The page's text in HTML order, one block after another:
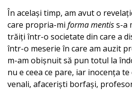
În același timp, am avut o
care propria-mi forma mentiss-a
trăiți într-o societate din care a
într-o meserie în care am auzit
m-am obișnuit să pun totul la
nu e ceea ce pare, iar inocența
venali, afaceriști borfași,